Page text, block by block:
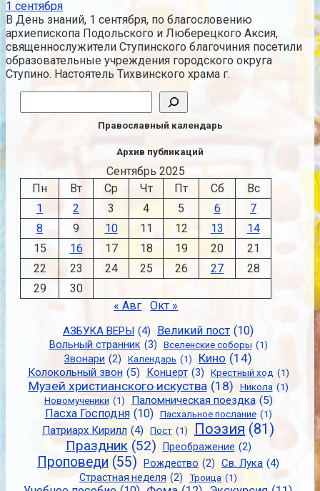
1 сентября
В День знаний, 1 сентября, по благословению
архиепископа Подольского и Люберецкого Аксия,
священнослужители Ступинского благочиния посетили
образовательные учреждения городского округа
Ступино. Настоятель Тихвинского храма г.
Православный календарь
Архив публикаций
Сентябрь 2025
Пн
Вт Ср Чт Пт Сб
Вс
1
2 3 4 5 6
7
8
9 10 11 12 13
14
15
16 17 18 19 20
21
22
23 24 25 26 27
28
29
30
« Авг
Окт »
АЗБУКА ВЕРЫ (4) Великий пост (10)
Вольный странник (3) Вселенские соборы (1)
Звонари (2) Календарь (1) Кино (14)
Колокольный звон (5) Концерт (3) Крестный ход (1)
Музей христианского искуства (18) Никола (1)
Новомученики (1) Паломническая поездка (5)
Пасха Господня (10) Пасхальное послание (1)
Патриарх Кирилл (4) Пост (1) Поэзия (81)
Праздник (52) Преображение (2)
Проповеди (55) Рождество (2) Св. Лука (4)
Страстная неделя (2) Троица (1)